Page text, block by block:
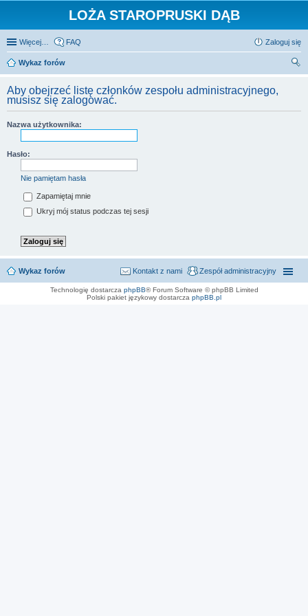
LOŻA STAROPRUSKI DĄB
Więcej… FAQ Zaloguj się
Wykaz forów
Aby obejrzeć listę członków zespołu administracyjnego,
musisz się zalogować.
Nazwa użytkownika:
Hasło:
Nie pamiętam hasła
Zapamiętaj mnie
Ukryj mój status podczas tej sesji
Wykaz forów Zespół administracyjny
Kontakt z nami
Technologię dostarcza phpBB® Forum Software © phpBB Limited
Polski pakiet językowy dostarcza phpBB.pl